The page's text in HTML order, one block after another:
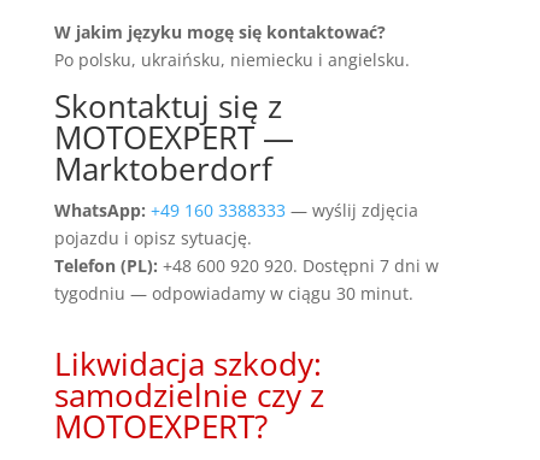
W jakim języku mogę się kontaktować?
Po polsku, ukraińsku, niemiecku i angielsku.
Skontaktuj się z
MOTOEXPERT —
Marktoberdorf
WhatsApp: +49 160 3388333 — wyślij zdjęcia
pojazdu i opisz sytuację.
Telefon (PL): +48 600 920 920. Dostępni 7 dni w
tygodniu — odpowiadamy w ciągu 30 minut.
Likwidacja szkody:
samodzielnie czy z
MOTOEXPERT?